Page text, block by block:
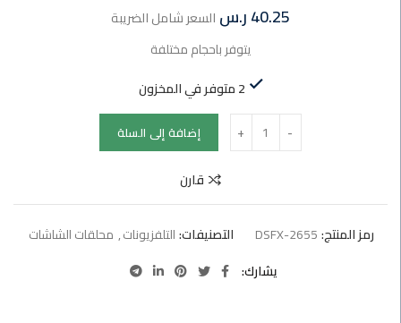
40.25ر.س السعر شامل الضريبة
يتوفر باحجام مختلفة
2 متوفر في المخزون
إضافة إلى السلة
قارن
رمز المنتج:DSFX-2655 التصنيفات:التلفزيونات, محلقات الشاشات
يشارك